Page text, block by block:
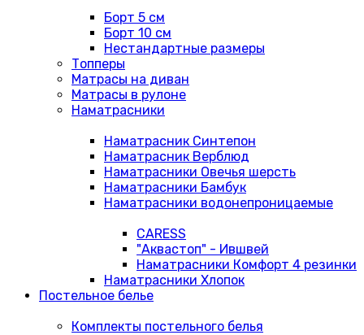
Борт 5 см
Борт 10 см
Нестандартные размеры
Топперы
Матрасы на диван
Матрасы в рулоне
Наматрасники
Наматрасник Синтепон
Наматрасник Верблюд
Наматрасники Овечья шерсть
Наматрасники Бамбук
Наматрасники водонепроницаемые
CARESS
"Аквастоп" - Ившвей
Наматрасники Комфорт 4 резинки
Наматрасники Хлопок
Постельное белье
Комплекты постельного белья